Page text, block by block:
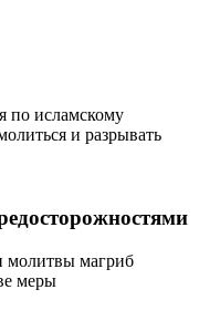
по исламскому
и разрывать
молитвы магриб
меры